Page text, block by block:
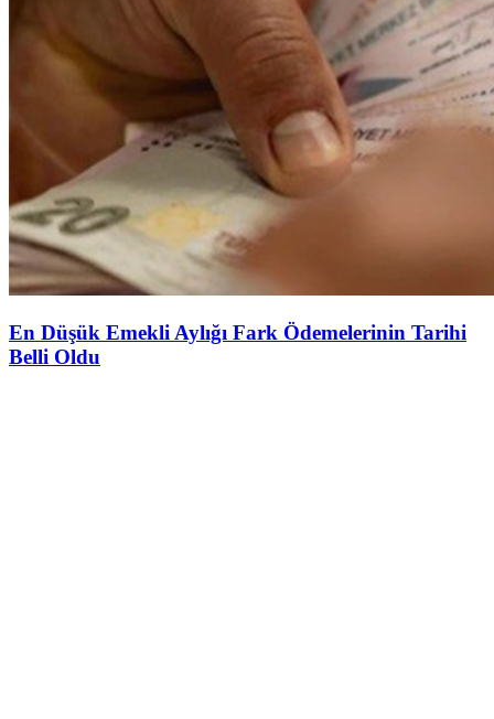
En Düşük Emekli Aylığı Fark Ödemelerinin Tarihi
Belli Oldu